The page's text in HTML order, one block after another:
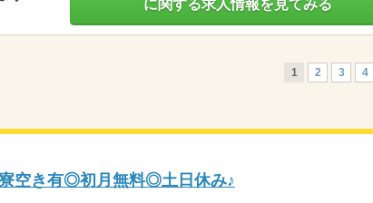
に関する求人情報を見てみる
1 2 3 4
空き有◎初月無料◎土日休み♪